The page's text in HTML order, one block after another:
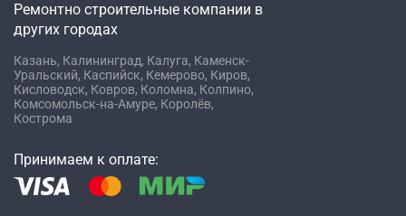
Принимаем к оплате:
Ремонтно строительные компании в
других городах
Казань, Калининград, Калуга, Каменск-
Уральский, Каспийск, Кемерово, Киров,
Кисловодск, Ковров, Коломна, Колпино,
Комсомольск-на-Амуре, Королёв,
Кострома